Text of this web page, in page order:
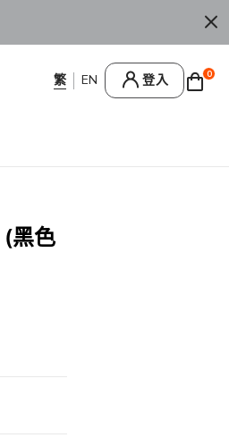
香 港 / 澳 門 訂 單 滿
登入 0
黑色